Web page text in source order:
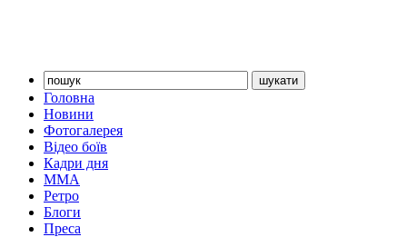
Головна
Новини
Фотогалерея
Відео боїв
Кадри дня
ММА
Ретро
Блоги
Преса